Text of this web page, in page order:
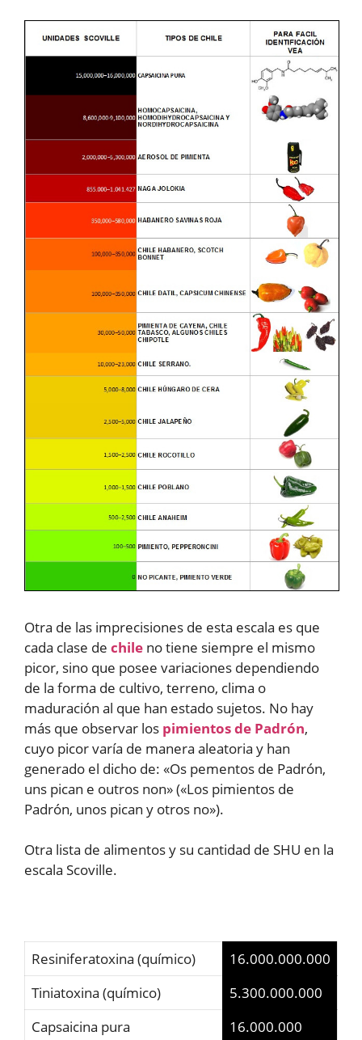
Otra de las imprecisiones de esta escala es que
cada clase de chile no tiene siempre el mismo
picor, sino que posee variaciones dependiendo
de la forma de cultivo, terreno, clima o
maduración al que han estado sujetos. No hay
más que observar los pimientos de Padrón,
cuyo picor varía de manera aleatoria y han
generado el dicho de: «Os pementos de Padrón,
uns pican e outros non» («Los pimientos de
Padrón, unos pican y otros no»).
Otra lista de alimentos y su cantidad de SHU en la
escala Scoville.
Resiniferatoxina (químico)
16.000.000.000
Tiniatoxina (químico)
5.300.000.000
Capsaicina pura
16.000.000